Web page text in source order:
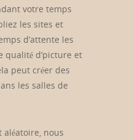
votre temps
les sites et
d’attente les
qualité d’picture et
peut créer des
les salles de
nous